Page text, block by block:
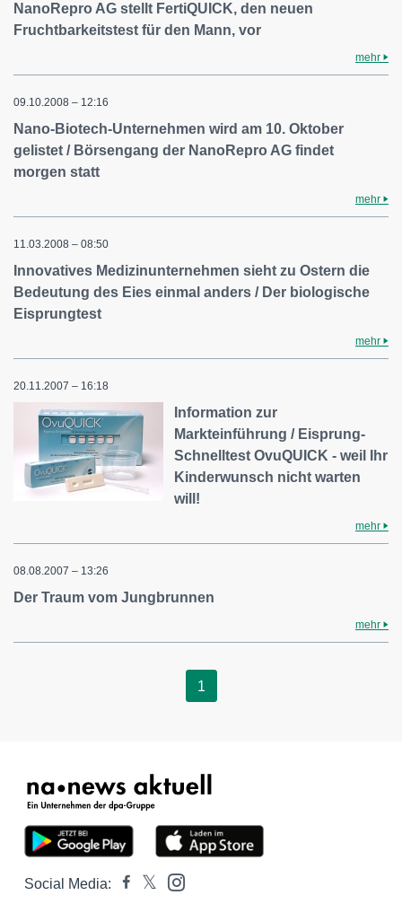
NanoRepro AG stellt FertiQUICK, den neuen
Fruchtbarkeitstest für den Mann, vor
mehr
09.10.2008 – 12:16
Nano-Biotech-Unternehmen wird am 10. Oktober
gelistet / Börsengang der NanoRepro AG findet
morgen statt
mehr
11.03.2008 – 08:50
Innovatives Medizinunternehmen sieht zu Ostern die
Bedeutung des Eies einmal anders / Der biologische
Eisprungtest
mehr
20.11.2007 – 16:18
Information zur
Markteinführung / Eisprung-
Schnelltest OvuQUICK - weil Ihr
Kinderwunsch nicht warten
will!
mehr
08.08.2007 – 13:26
Der Traum vom Jungbrunnen
mehr
1
Social Media: